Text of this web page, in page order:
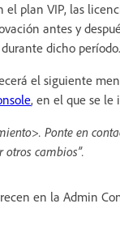
plan VIP, las
antes y
dicho período.
el siguiente
, en el que se le
Ponte en
cambios”.
en la Admin